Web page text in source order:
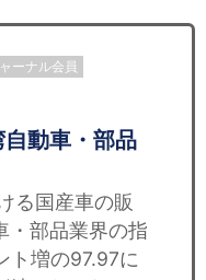
ーナル会員
動車・部品
る国産車の販
・部品業界の指
ト増の97.97に